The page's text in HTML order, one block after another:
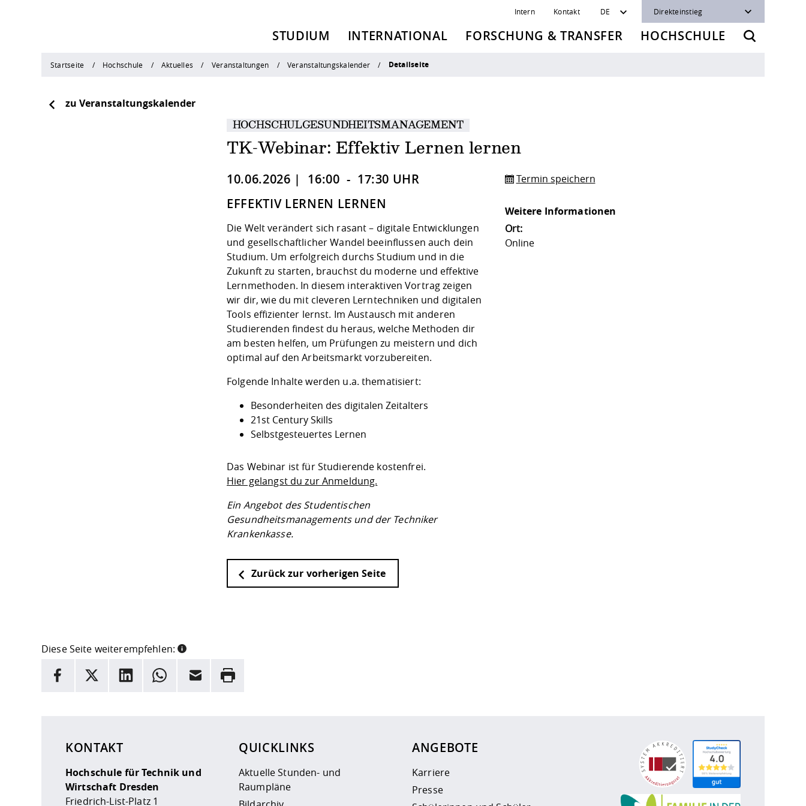
Intern Kontakt DE Direkteinstieg
STUDIUM INTERNATIONAL FORSCHUNG & TRANSFER HOCHSCHULE
Startseite Hochschule Aktuelles Veranstaltungen Veranstaltungskalender Detailseite
zu Veranstaltungskalender
HOCHSCHULGESUNDHEITSMANAGEMENT
TK-Webinar: Effektiv Lernen lernen
10.06.2026 | 16:00 - 17:30 UHR
EFFEKTIV LERNEN LERNEN
Die Welt verändert sich rasant – digitale Entwicklungen
und gesellschaftlicher Wandel beeinflussen auch dein
Studium. Um erfolgreich durchs Studium und in die
Zukunft zu starten, brauchst du moderne und effektive
Lernmethoden. In diesem interaktiven Vortrag zeigen
wir dir, wie du mit cleveren Lerntechniken und digitalen
Tools effizienter lernst. Im Austausch mit anderen
Studierenden findest du heraus, welche Methoden dir
am besten helfen, um Prüfungen zu meistern und dich
optimal auf den Arbeitsmarkt vorzubereiten.
Folgende Inhalte werden u.a. thematisiert:
Besonderheiten des digitalen Zeitalters
21st Century Skills
Selbstgesteuertes Lernen
Das Webinar ist für Studierende kostenfrei.
Hier gelangst du zur Anmeldung.
Ein Angebot des Studentischen
Gesundheitsmanagements und der Techniker
Krankenkasse.
Termin speichern
Weitere Informationen
Ort:
Online
Zurück zur vorherigen Seite
Diese Seite weiterempfehlen:
INFORMATION
Facebook
X LinkedInWhatsappE-Mail Drucken
KONTAKT
Hochschule für Technik und
Wirtschaft Dresden
Friedrich-List-Platz 1
QUICKLINKS
Aktuelle Stunden- und
Raumpläne
ANGEBOTE
Karriere
Presse